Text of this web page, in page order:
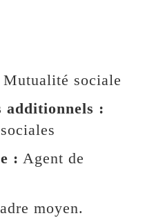
Mutualité sociale
additionnels :
: Agent de
moyen.